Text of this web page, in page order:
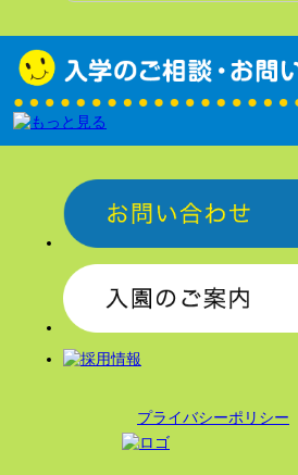
プライバシーポリシー